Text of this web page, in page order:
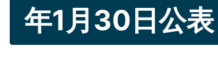
年1月30日公